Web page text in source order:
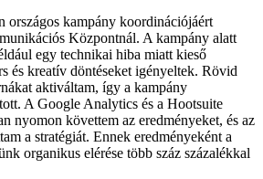
országos kampány koordinációjáért
Központnál. A kampány alatt
egy technikai hiba miatt kieső
és kreatív döntéseket igényeltek. Rövid
aktiváltam, így a kampány
A Google Analytics és a Hootsuite
nyomon követtem az eredményeket, és az
a stratégiát. Ennek eredményeként a
organikus elérése több száz százalékkal